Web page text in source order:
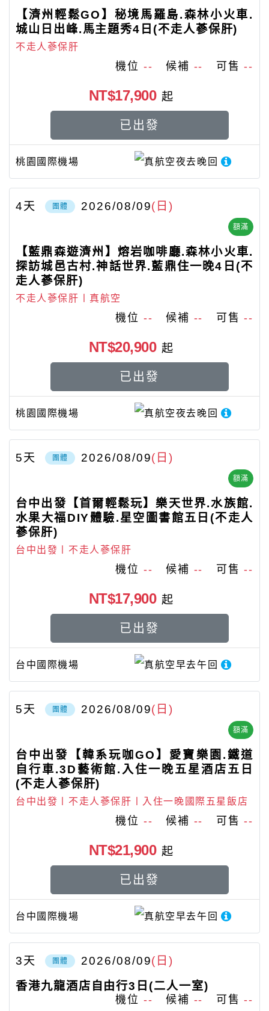
【濟州輕鬆GO】秘境馬羅島.森林小火車.
城山日出峰.馬主題秀4日(不走人蔘保肝)
機位 -- 候補 -- 可售--
不走人蔘保肝
桃園國際機場 真航空夜去晚回
NT$17,900 起
已出發
額滿
團體 2026/08/09(日)
4天
【藍鼎森遊濟州】熔岩咖啡廳.森林小火車.
探訪城邑古村.神話世界.藍鼎住一晚4日(不
走人蔘保肝)
機位 -- 候補 -- 可售--
不走人蔘保肝〡真航空
桃園國際機場 真航空夜去晚回
NT$20,900 起
已出發
額滿
團體 2026/08/09(日)
5天
台中出發【首爾輕鬆玩】樂天世界.水族館.
水果大福DIY體驗.星空圖書館五日(不走人
蔘保肝)
機位 -- 候補 -- 可售--
台中出發〡不走人蔘保肝
台中國際機場 真航空早去午回
NT$17,900 起
已出發
額滿
團體 2026/08/09(日)
5天
台中出發【韓系玩咖GO】愛寶樂園.鐵道
自行車.3D藝術館.入住一晚五星酒店五日
(不走人蔘保肝)
機位 -- 候補 -- 可售--
台中出發〡不走人蔘保肝〡入住一晚國際五星飯店
台中國際機場 真航空早去午回
NT$21,900 起
已出發
團體 2026/08/09(日)
3天
香港九龍酒店自由行3日(二人一室)
機位 -- 候補 -- 可售--